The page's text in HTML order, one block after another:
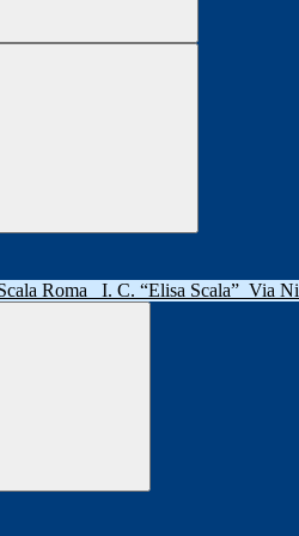
I. C. “Elisa Scala” Via